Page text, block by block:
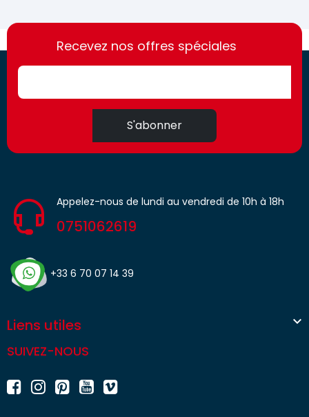
https://france-
access.fr
https://france-
access.fr
Recevez nos offres spéciales
S'abonner
Appelez-nous de lundi au vendredi de 10h à 18h
0751062619
+33 6 70 07 14 39
Liens utiles 
SUIVEZ-NOUS